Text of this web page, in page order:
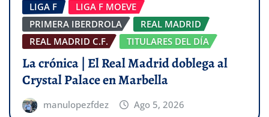
LIGA F
LIGA F MOEVE
PRIMERA IBERDROLA
REAL MADRID
REAL MADRID C.F.
TITULARES DEL DÍA
La crónica | El Real Madrid doblega al
Crystal Palace en Marbella
manulopezfdez Ago 5, 2026